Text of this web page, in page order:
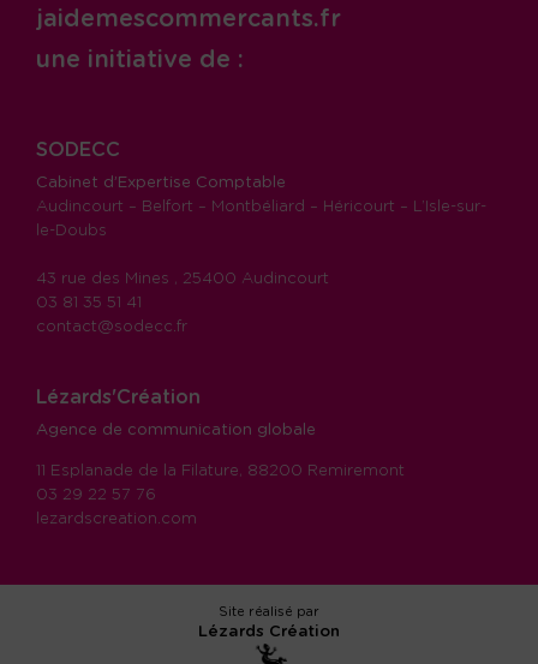
jaidemescommercants.fr
une initiative de :
SODECC
Cabinet d’Expertise Comptable
Audincourt – Belfort – Montbéliard – Héricourt – L’Isle-sur-
le-Doubs
43 rue des Mines , 25400 Audincourt
03 81 35 51 41
contact@sodecc.fr
Lézards'Création
Agence de communication globale
11 Esplanade de la Filature, 88200 Remiremont
03 29 22 57 76
lezardscreation.com
Site réalisé par
Lézards Création